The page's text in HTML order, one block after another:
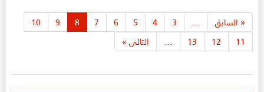
« السابق ...
3
4
5
6
7
8
9
10
11
12
13
... التالى»